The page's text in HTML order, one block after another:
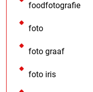
foodfotografie
foto
foto graaf
foto iris